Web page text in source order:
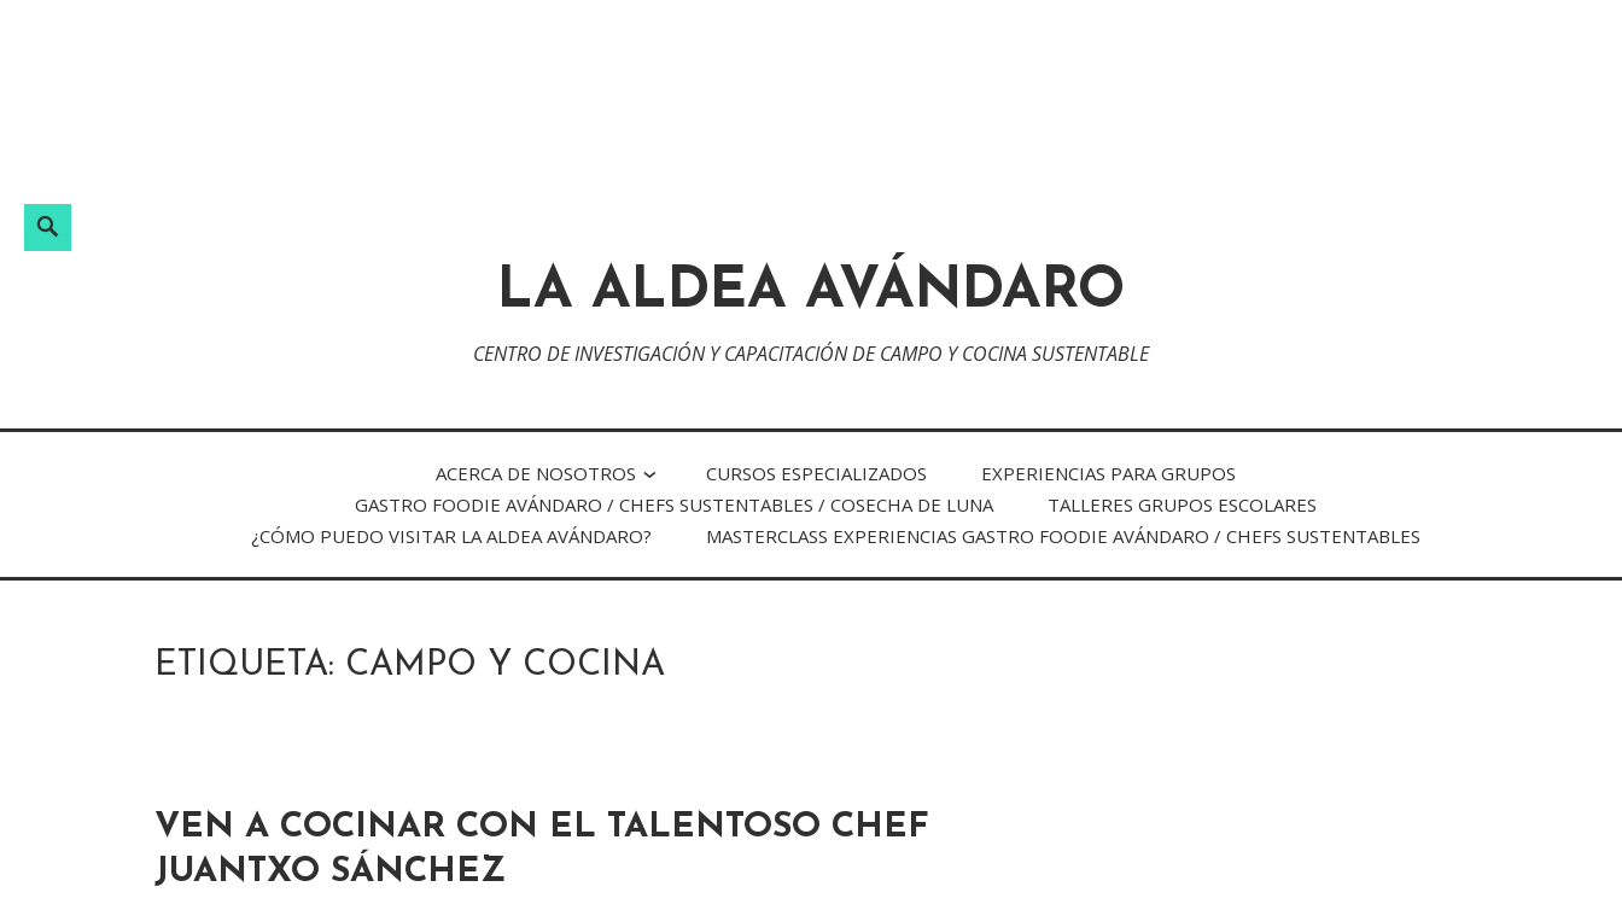
Search
LA ALDEA AVÁNDARO
CENTRO DE INVESTIGACIÓN Y CAPACITACIÓN DE CAMPO Y COCINA SUSTENTABLE
ACERCA DE NOSOTROS CURSOS ESPECIALIZADOS
EXPERIENCIAS PARA GRUPOS
GASTRO FOODIE AVÁNDARO / CHEFS SUSTENTABLES / COSECHA DE LUNA
TALLERES GRUPOS ESCOLARES
¿CÓMO PUEDO VISITAR LA ALDEA AVÁNDARO?
MASTERCLASS EXPERIENCIAS GASTRO FOODIE AVÁNDARO / CHEFS SUSTENTABLES
ETIQUETA: CAMPO Y COCINA
VEN A COCINAR CON EL TALENTOSO CHEF
JUANTXO SÁNCHEZ